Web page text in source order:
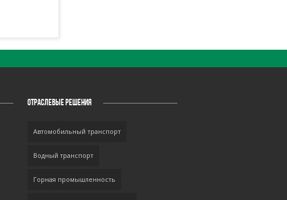
ОТРАСЛЕВЫЕ РЕШЕНИЯ
Автомобильный транспорт
Водный транспорт
Горная промышленность